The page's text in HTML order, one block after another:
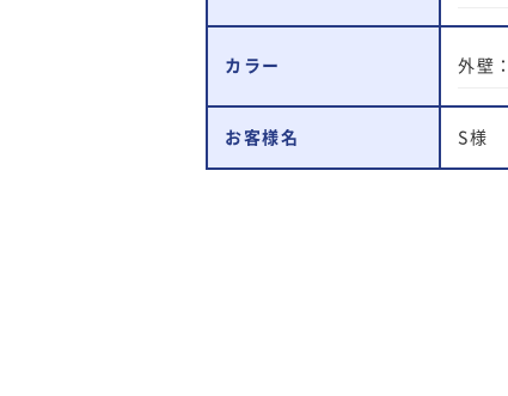
カラー 外壁
お客様名 S様